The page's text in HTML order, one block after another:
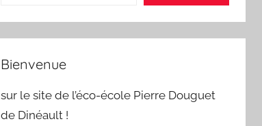
Bienvenue
sur le site de l’éco-école Pierre Douguet
de Dinéault !